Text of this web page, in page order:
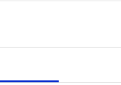
250×160 mm, con
fuoco coassiale